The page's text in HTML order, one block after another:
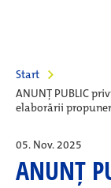
Start
ANUNȚ PUBLIC
elaborării
05. Nov. 2025
ANUNȚ